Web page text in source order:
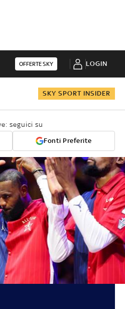
OFFERTE SKY LOGIN
SKY SPORT INSIDER
seguici su
Fonti Preferite